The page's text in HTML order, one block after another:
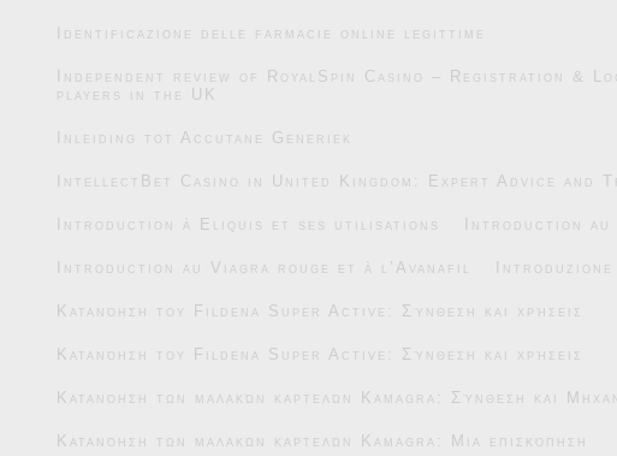
Identificazione delle farmacie online legittime
Independent review of RoyalSpin Casino – Registration &
players in the UK
Inleiding tot Accutane Generiek
IntellectBet Casino in United Kingdom: Expert Advice and
Introduction à Eliquis et ses utilisations Introduction au
Introduction au Viagra rouge et à l’Avanafil
Κατανόηση του Fildena Super Active: Σύνθεση και χρήσεις
Κατανόηση του Fildena Super Active: Σύνθεση και χρήσεις
Κατανόηση των μαλακών καρτελών Kamagra: Σύνθεση και
Κατανόηση των μαλακών καρτελών Kamagra: Μια επισκόπηση